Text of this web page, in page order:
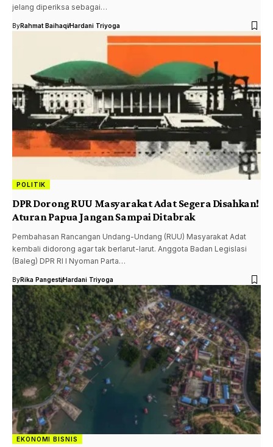
jelang diperiksa sebagai…
ByRahmat BaihaqiHardani Triyoga
POLITIK
DPR Dorong RUU Masyarakat Adat Segera Disahkan!
Aturan Papua Jangan Sampai Ditabrak
Pembahasan Rancangan Undang-Undang (RUU) Masyarakat Adat
kembali didorong agar tak berlarut-larut. Anggota Badan Legislasi
(Baleg) DPR RI I Nyoman Parta…
ByRika PangestiHardani Triyoga
EKONOMI BISNIS